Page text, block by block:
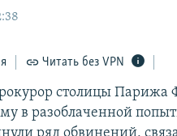
Читать без VPN
столицы Парижа
в разоблаченной